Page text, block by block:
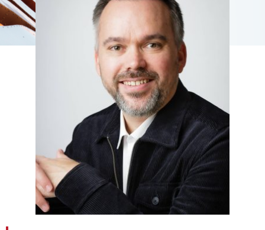
Contact